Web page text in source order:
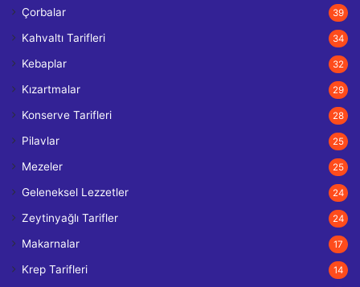
Çorbalar 39
Kahvaltı Tarifleri 34
Kebaplar 32
Kızartmalar 29
Konserve Tarifleri 28
Pilavlar 25
Mezeler 25
Geleneksel Lezzetler 24
Zeytinyağlı Tarifler 24
Makarnalar 17
Krep Tarifleri 14